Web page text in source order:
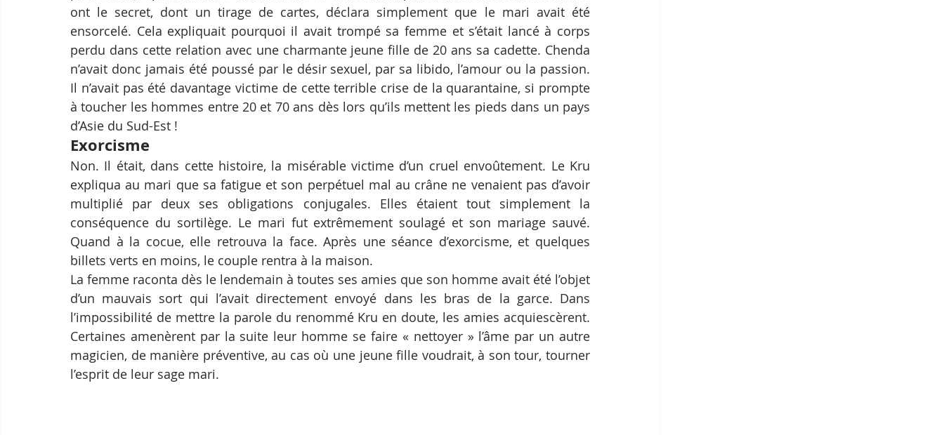
ont le secret, dont un tirage de cartes, déclara simplement que le mari avait été
ensorcelé. Cela expliquait pourquoi il avait trompé sa femme et s’était lancé à corps
perdu dans cette relation avec une charmante jeune fille de 20 ans sa cadette. Chenda
n’avait donc jamais été poussé par le désir sexuel, par sa libido, l’amour ou la passion.
Il n’avait pas été davantage victime de cette terrible crise de la quarantaine, si prompte
à toucher les hommes entre 20 et 70 ans dès lors qu’ils mettent les pieds dans un pays
d’Asie du Sud-Est !
Exorcisme
Non. Il était, dans cette histoire, la misérable victime d’un cruel envoûtement. Le Kru
expliqua au mari que sa fatigue et son perpétuel mal au crâne ne venaient pas d’avoir
multiplié par deux ses obligations conjugales. Elles étaient tout simplement la
conséquence du sortilège. Le mari fut extrêmement soulagé et son mariage sauvé.
Quand à la cocue, elle retrouva la face. Après une séance d’exorcisme, et quelques
billets verts en moins, le couple rentra à la maison.
La femme raconta dès le lendemain à toutes ses amies que son homme avait été l’objet
d’un mauvais sort qui l’avait directement envoyé dans les bras de la garce. Dans
l’impossibilité de mettre la parole du renommé Kru en doute, les amies acquiescèrent.
Certaines amenèrent par la suite leur homme se faire « nettoyer » l’âme par un autre
magicien, de manière préventive, au cas où une jeune fille voudrait, à son tour, tourner
l’esprit de leur sage mari.